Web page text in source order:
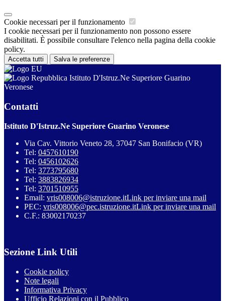
Cookie necessari per il funzionamento
I cookie necessari per il funzionamento non possono essere
disabilitati. È possibile consultare l'elenco nella pagina della cookie
policy.
Accetta tutti Salva le preferenze
Istituto D'Istruz.Ne Superiore Guarino
Veronese
Contatti
Istituto D'Istruz.Ne Superiore Guarino Veronese
Via Cav. Vittorio Veneto 28, 37047 San Bonifacio (VR)
Tel: 0457610190
Tel: 0456102626
Tel: 3773795680
Tel: 3883826934
Tel: 3701510955
Email: vris008006@istruzione.itLink per inviare una mail
PEC: vris008006@pec.istruzione.itLink per inviare una mail
C.F.: 83002170237
Sezione Link Utili
Cookie policy
Note legali
Informativa Privacy
Ufficio Relazioni con il Pubblico